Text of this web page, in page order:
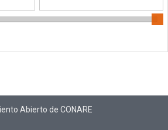
Abierto de CONARE